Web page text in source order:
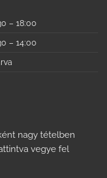
– 18:00
– 14:00
nagy tételben
vegye fel